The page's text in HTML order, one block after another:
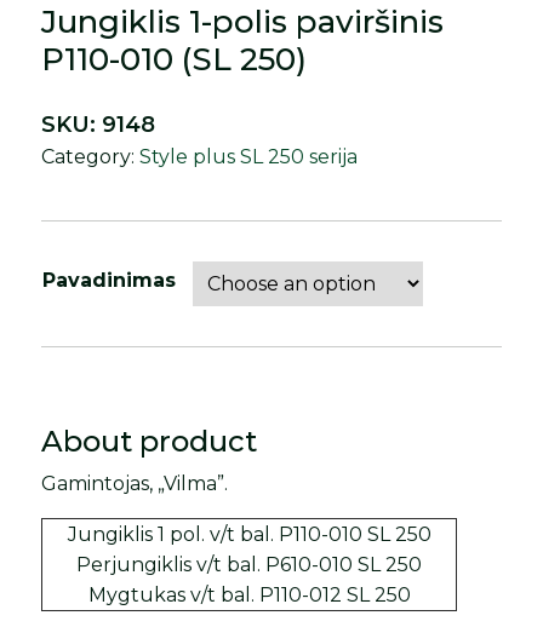
Jungiklis 1-polis paviršinis
P110-010 (SL 250)
Pavadinimas
SKU: 9148
Category:Style plus SL 250 serija
About product
Gamintojas, „Vilma”.
Jungiklis 1 pol. v/t bal. P110-010 SL 250
Perjungiklis v/t bal. P610-010 SL 250
Mygtukas v/t bal. P110-012 SL 250